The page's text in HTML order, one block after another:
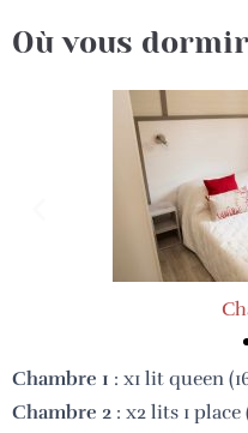
Où vous
Chambre 1 : x1 lit queen
Chambre 2 : x2 lits 1 place